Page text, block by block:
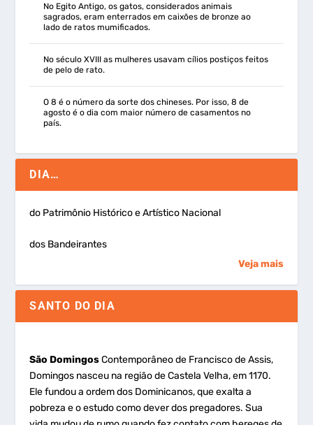
No Egito Antigo, os gatos, considerados animais
sagrados, eram enterrados em caixões de bronze ao
lado de ratos mumificados.
No século XVIII as mulheres usavam cílios postiços feitos
de pelo de rato.
O 8 é o número da sorte dos chineses. Por isso, 8 de
agosto é o dia com maior número de casamentos no
país.
DIA…
do Patrimônio Histórico e Artístico Nacional
dos Bandeirantes
Veja mais
SANTO DO DIA
São DomingosContemporâneo de Francisco de Assis,
Domingos nasceu na região de Castela Velha, em 1170.
Ele fundou a ordem dos Dominicanos, que exalta a
pobreza e o estudo como dever dos pregadores. Sua